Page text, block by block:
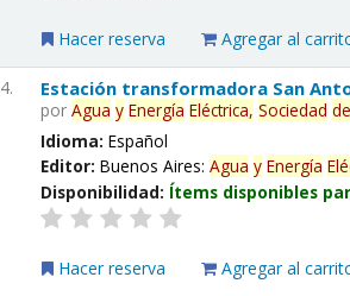
Hacer reserva Agregar al
4. Estación transformadora San
porAgua y Energía Eléctrica, Sociedad de
Idioma:Español
Editor:Buenos Aires:Agua y Energía
Disponibilidad: Ítems disponibles
Hacer reserva Agregar al